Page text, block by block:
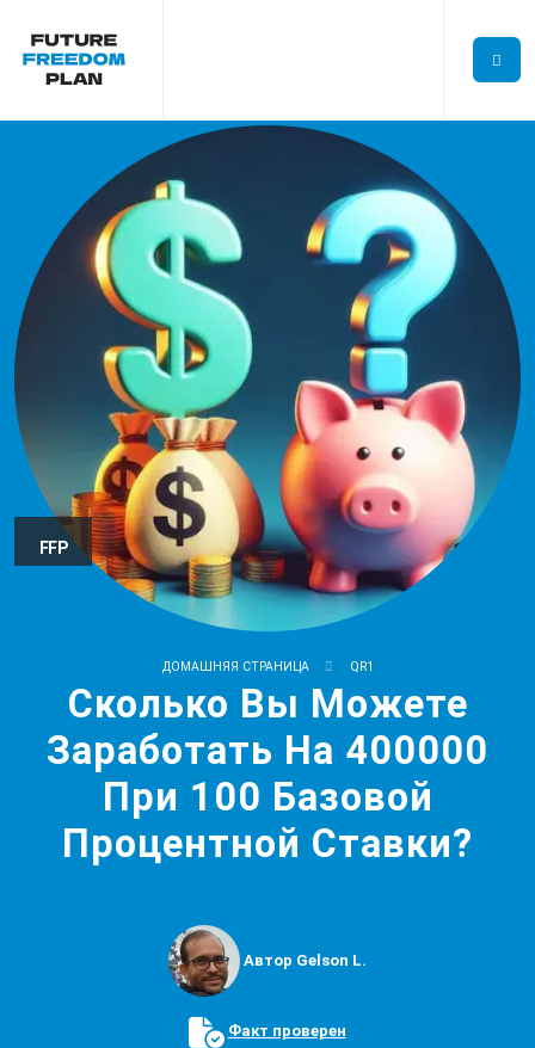
FFP
ДОМАШНЯЯ СТРАНИЦА QR1
Cколько Вы Можете
Заработать На 400000
При 100 Базовой
Процентной Ставки?
Автор Gelson L.
Факт проверен